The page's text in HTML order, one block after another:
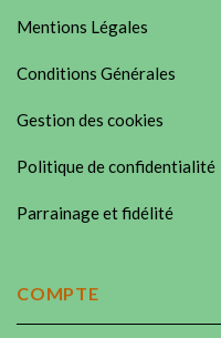
Mentions Légales
Conditions Générales
Gestion des cookies
Politique de confidentialité
Parrainage et fidélité
COMPTE